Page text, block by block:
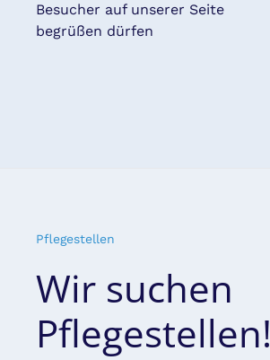
Besucher auf unserer Seite
begrüßen dürfen
Pflegestellen
Wir suchen
Pflegestellen!